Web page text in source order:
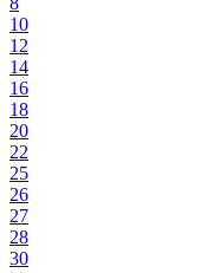
10
12
14
16
18
20
22
25
26
27
28
30